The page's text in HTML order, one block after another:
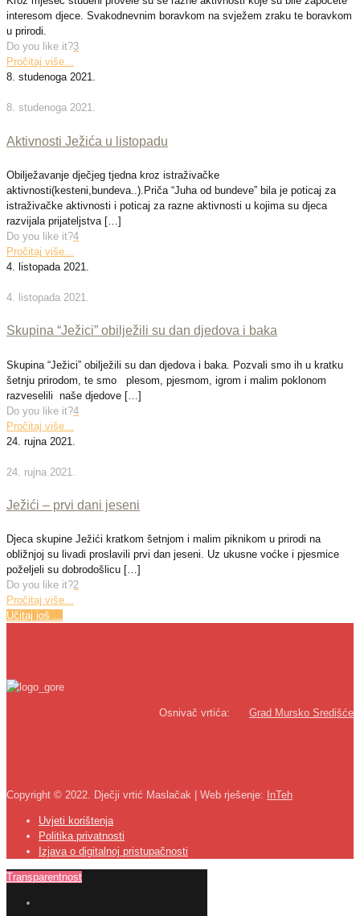
interesom djece. Svakodnevnim boravkom na svježem zraku te boravkom
u prirodi.
Do you like it?3
Pročitaj više...
8. studenoga 2021.
8. studenoga 2021.
Aktivnosti Ježića u listopadu
Obilježavanje dječjeg tjedna kroz istraživačke
aktivnosti(kesteni,bundeva..).Priča “Juha od bundeve” bila je poticaj za
istraživačke aktivnosti i poticaj za razne aktivnosti u kojima su djeca
razvijala prijateljstva […]
Do you like it?4
Pročitaj više...
4. listopada 2021.
4. listopada 2021.
Skupina “Ježici” obilježili su dan djedova i baka
Skupina “Ježici” obilježili su dan djedova i baka. Pozvali smo ih u kratku
šetnju prirodom, te smo plesom, pjesmom, igrom i malim poklonom
razveselili naše djedove […]
Do you like it?4
Pročitaj više...
24. rujna 2021.
24. rujna 2021.
Ježići – prvi dani jeseni
Djeca skupine Ježići kratkom šetnjom i malim piknikom u prirodi na
obližnjoj su livadi proslavili prvi dan jeseni. Uz ukusne voćke i pjesmice
poželjeli su dobrodošlicu […]
Do you like it?2
Pročitaj više...
Učitaj još ...
Osnivač vrtića: Grad Mursko Središće
Copyright © 2022. Dječji vrtić Maslačak | Web rješenje: InTeh
Uvjeti korištenja
Politika privatnosti
Izjava o digitalnoj pristupačnosti
Transparentnost